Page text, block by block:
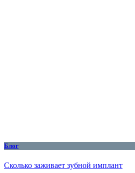
Блог
Сколько заживает зубной имплант